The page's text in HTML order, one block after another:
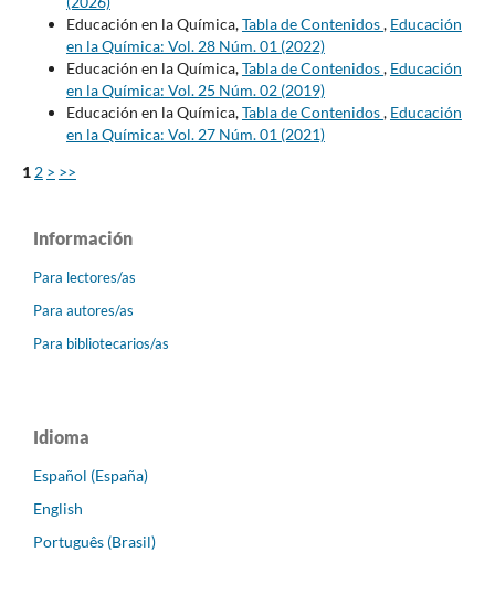
Educación en la Química,Tabla de Contenidos, Educación
en la Química: Vol. 28 Núm. 01 (2022)
Educación en la Química,Tabla de Contenidos, Educación
en la Química: Vol. 25 Núm. 02 (2019)
Educación en la Química,Tabla de Contenidos, Educación
en la Química: Vol. 27 Núm. 01 (2021)
1 2 > >>
Información
Para lectores/as
Para autores/as
Para bibliotecarios/as
Idioma
Español (España)
English
Português (Brasil)